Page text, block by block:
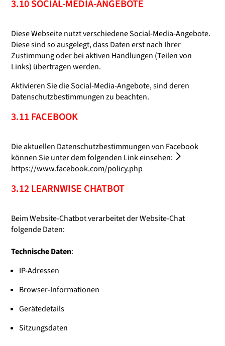
3.10 SOCIAL-MEDIA-ANGEBOTE
Diese Webseite nutzt verschiedene Social-Media-Angebote.
Diese sind so ausgelegt, dass Daten erst nach Ihrer
Zustimmung oder bei aktiven Handlungen (Teilen von
Links) übertragen werden.
Aktivieren Sie die Social-Media-Angebote, sind deren
Datenschutzbestimmungen zu beachten.
3.11 FACEBOOK
Die aktuellen Datenschutzbestimmungen von Facebook
können Sie unter dem folgenden Link einsehen:
https://www.facebook.com/policy.php
3.12 LEARNWISE CHATBOT
Beim Website-Chatbot verarbeitet der Website-Chat
folgende Daten:
Technische Daten:
IP-Adressen
Browser-Informationen
Gerätedetails
Sitzungsdaten